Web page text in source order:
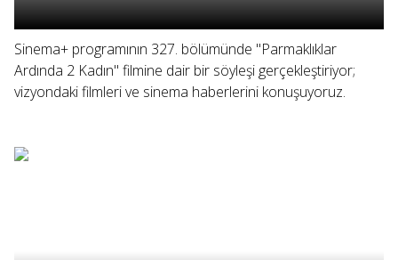
Sinema+ programının 327. bölümünde "Parmaklıklar
Ardında 2 Kadın" filmine dair bir söyleşi gerçekleştiriyor;
vizyondaki filmleri ve sinema haberlerini konuşuyoruz.